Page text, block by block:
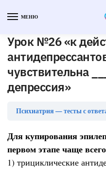
МЕНЮ
Урок №26 «к
чувствительна
депрессия»
Психиатрия — тесты с
Для купирования
первом этапе чаще
1) трициклические